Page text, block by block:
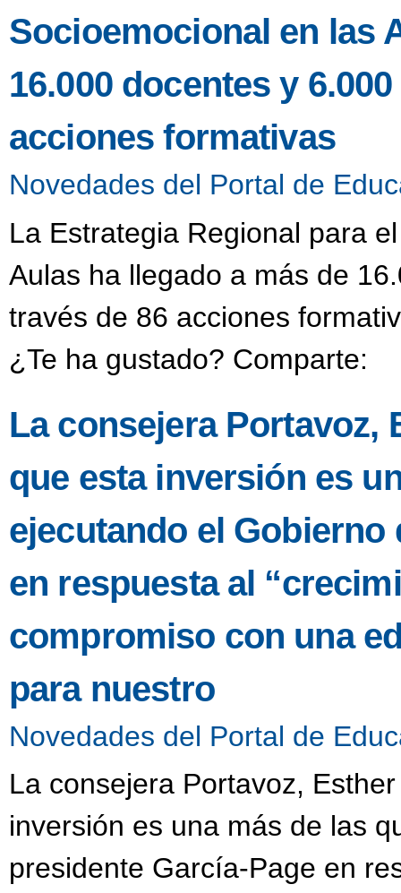
Socioemocional en las
16.000 docentes y
acciones formativas
Novedades del Portal de
La Estrategia Regional para
Aulas ha llegado a más de
través de 86 acciones
¿Te ha gustado? Comparte:
La consejera Portavoz,
que esta inversión es
ejecutando el Gobierno
en respuesta al
compromiso con una
para nuestro
Novedades del Portal de
La consejera Portavoz,
inversión es una más de las
presidente García-Page en